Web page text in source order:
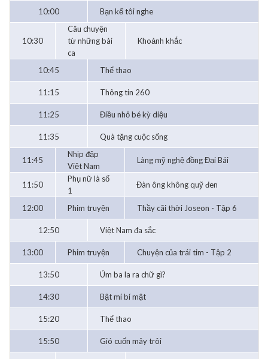
10:00 Bạn kể tôi nghe
10:30
Câu chuyện
từ những bài
ca
Khoảnh khắc
10:45 Thể thao
11:15 Thông tin 260
11:25 Điều nhỏ bé kỳ diệu
11:35 Quà tặng cuộc sống
11:45
Nhịp đập
Việt Nam
Làng mỹ nghệ đồng Đại Bái
11:50
Phụ nữ là số
1
Đàn ông không quỹ đen
12:00 Phim truyện Thầy cãi thời Joseon - Tập 6
12:50 Việt Nam đa sắc
13:00 Phim truyện Chuyện của trái tim - Tập 2
13:50 Úm ba la ra chữ gì?
14:30 Bật mí bí mật
15:20 Thể thao
15:50 Gió cuốn mây trôi